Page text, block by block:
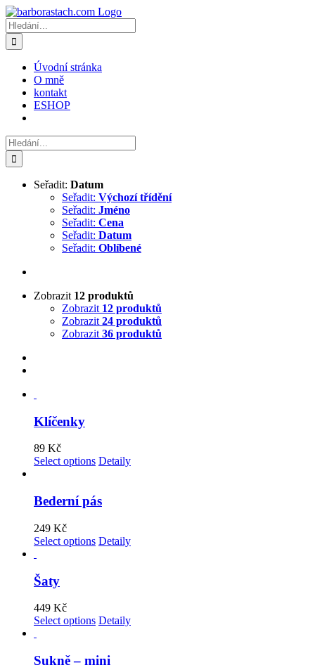
Přeskočit
na
obsah
Hledat:
Úvodní stránka
O mně
kontakt
ESHOP
Hledat:
Seřadit: Datum
Seřadit: Výchozí třídění
Seřadit: Jméno
Seřadit: Cena
Seřadit: Datum
Seřadit: Oblíbené
Zobrazit 12 produktů
Zobrazit 12 produktů
Zobrazit 24 produktů
Zobrazit 36 produktů
Klíčenky
89 Kč
Select options Detaily
Bederní pás
249 Kč
Select options Detaily
Šaty
449 Kč
Select options Detaily
Sukně – mini